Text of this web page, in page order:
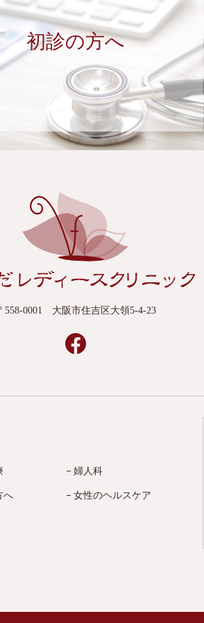
初診の方へ
558-0001 大阪市住吉区大領5-4-23
婦人科
へ 女性のヘルスケア